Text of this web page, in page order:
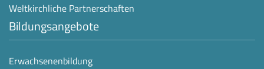
Weltkirchliche Partnerschaften
Bildungsangebote
Erwachsenenbildung